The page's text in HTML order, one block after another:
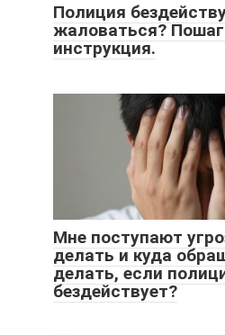
Полиция
жаловаться?
инструкция.
Мне поступают
делать и куда
делать, если
бездействует?